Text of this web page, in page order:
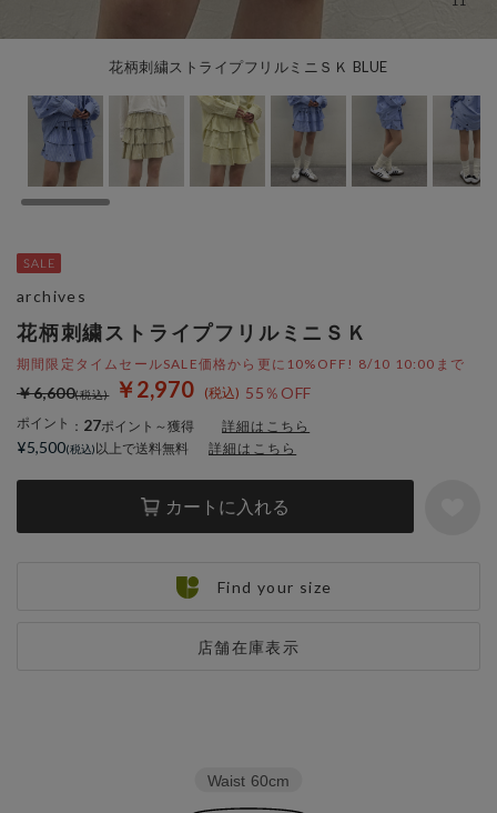
花柄刺繍ストライプフリルミニＳＫ BLUE
花柄刺繍ストライプフリルミニＳＫ
期間限定タイムセールSALE価格から更に10%OFF! 8/10 10:00まで
￥2,970 55％OFF
￥6,600
ポイント ： 27ポイント～獲得 詳細はこちら
カートに入れる
店舗在庫表示
archives
¥5,500 以上で送料無料 詳細はこちら
Find your size
Waist 60cm